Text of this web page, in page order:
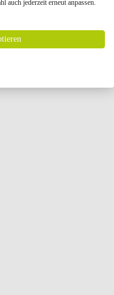
auch jederzeit erneut anpassen.